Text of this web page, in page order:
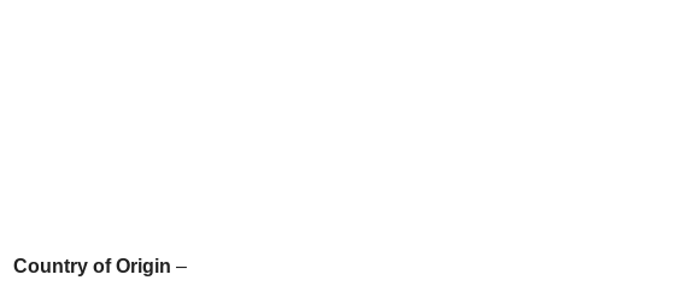
Country of Origin –